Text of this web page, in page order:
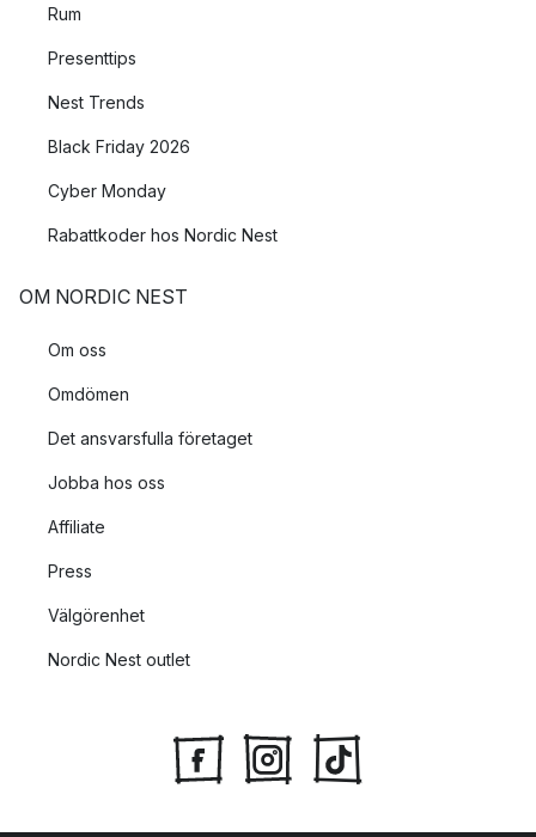
Rum
Presenttips
Nest Trends
Black Friday 2026
Cyber Monday
Rabattkoder hos Nordic Nest
OM NORDIC NEST
Om oss
Omdömen
Det ansvarsfulla företaget
Jobba hos oss
Affiliate
Press
Välgörenhet
Nordic Nest outlet